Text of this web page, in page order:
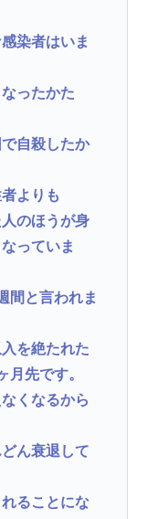
被告の妻・瀬戸サ
ガチでヤバすぎ
のダブルパンチで
声上がる 消費税率
る”外食離れ”
一番お寿司が美味
1位に
染者はいま
ったかた
自殺したか
よりも
のほうが身
っていま
間と言われま
を絶たれた
月先です。
くなるから
ん衰退して
ることにな